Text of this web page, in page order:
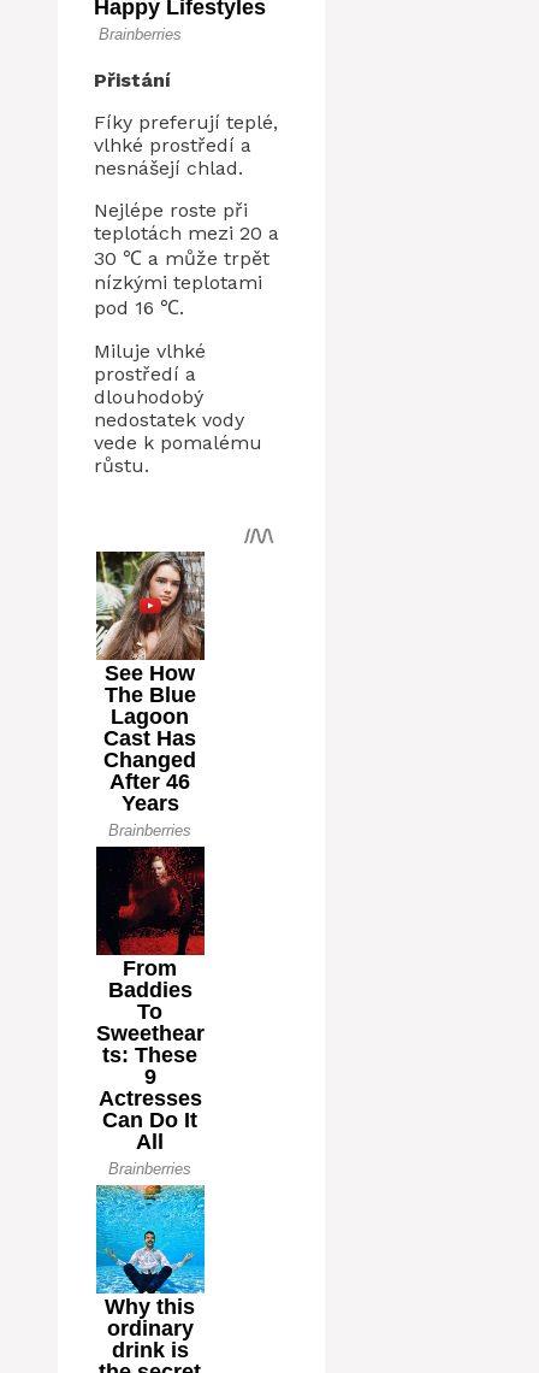
Přistání
Fíky preferují teplé,
vlhké prostředí a
nesnášejí chlad.
Nejlépe roste při
teplotách mezi 20 a
30 ℃ a může trpět
nízkými teplotami
pod 16 ℃.
Miluje vlhké
prostředí a
dlouhodobý
nedostatek vody
vede k pomalému
růstu.